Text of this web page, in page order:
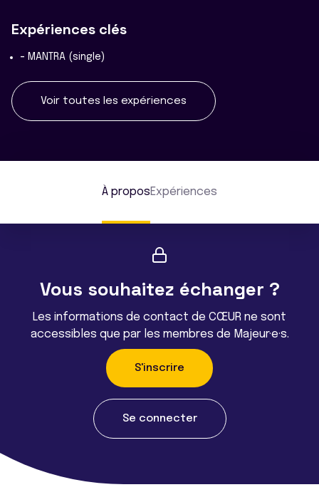
Expériences clés
- MANTRA (single)
Voir toutes les expériences
À proposExpériences
Vous souhaitez échanger ?
Les informations de contact de CŒUR ne sont
accessibles que par les membres de Majeur·e·s.
S'inscrire
Se connecter